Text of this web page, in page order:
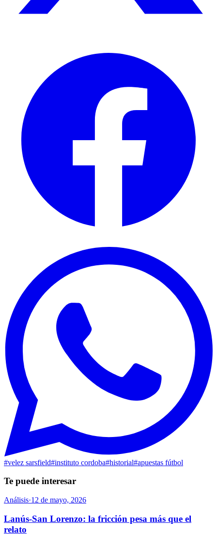
#velez sarsfield#instituto cordoba#historial#apuestas fútbol
Te puede interesar
Análisis·12 de mayo, 2026
Lanús-San Lorenzo: la fricción pesa más que el
relato